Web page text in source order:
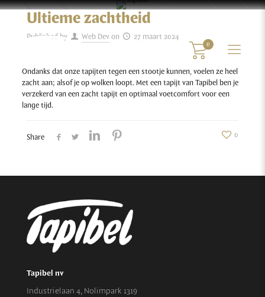
0
Ultieme zachtheid
Published by Web Devon 27 maart 2024
Ondanks dat onze tapijten tegen een stootje kunnen, voelen ze heel
zacht aan; alsof je op wolken loopt. Met een tapijt van Tapibel ben je
verzekerd van een zacht tapijt en optimaal voetcomfort voor een
lange tijd.
Share 0
Tapibel nv
Industrielaan 4, Nolimpark 1319